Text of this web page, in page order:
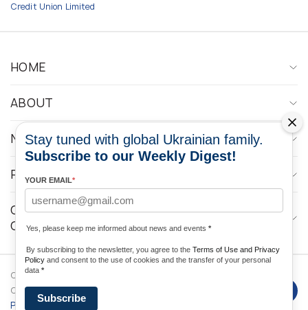
Credit Union Limited
HOME
ABOUT
NEWS
PROGRAMS
CONTACTOS DE LOS MEDIOS DE
COMUNICACIÓN
Copyright © 2026 Ukrainian World
Congress. Desarrollado por
Policy
Stay tuned with global Ukrainian family.
Subscribe to our Weekly Digest!
YOUR EMAIL*
Yes, please keep me informed about news and events *
By subscribing to the newsletter, you agree to the Terms of Use and Privacy
Policy and consent to the use of cookies and the transfer of your personal
data *
Subscribe